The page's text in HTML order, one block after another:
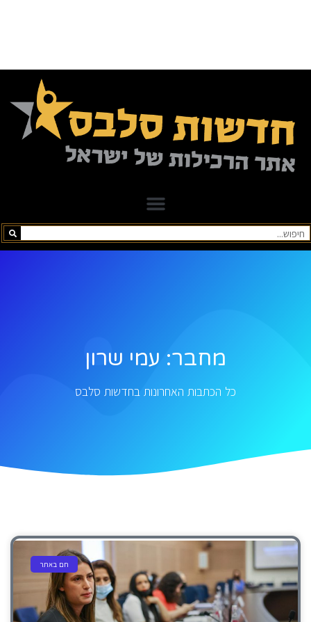
מחבר: עמי שרון
כל הכתבות האחרונות בחדשות סלבס
חם באתר